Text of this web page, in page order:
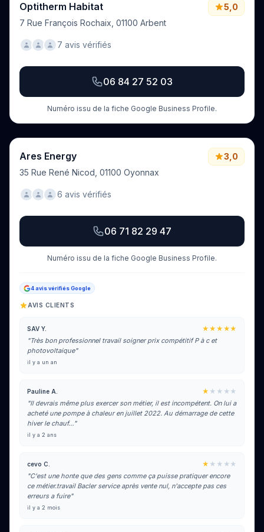
Optitherm Habitat
7 Rue François Rochaix, 01100 Arbent
5,0
7 avis vérifiés
06 84 27 52 03
Numéro issu de la fiche Google Business Profile.
Ares Energy
35 Rue René Nicod, 01100 Oyonnax
3,0
6 avis vérifiés
06 71 82 29 47
Numéro issu de la fiche Google Business Profile.
4 avis vérifiés Google
AVIS CLIENTS
SAV Y.
★★★★★
"Très bon professionnel travail soigner prix compétitif P à c et
photovoltaique"
il y a un an
Pauline A. ★ ★★★★
"Il devrais même plus exercer son métier, il est incompétent. On lui a
acheté une pompe à chaleur en juillet 2022. Au démarrage de cette
hiver le chauf…"
il y a 2 ans
cevo C. ★ ★★★★
"C'est une honte que des gens comme ça puisse pratiquer encore
ce métier.travail Bacler service après vente nul, n'accepte pas ces
erreurs a fuire"
il y a 2 mois